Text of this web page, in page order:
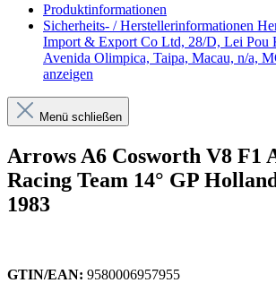
Produktinformationen
Sicherheits- / Herstellerinformationen
Import & Export Co Ltd, 28/D, Lei Pou
Avenida Olimpica, Taipa, Macau, n/a,
anzeigen
Menü schließen
Arrows A6 Cosworth V8 F1
Racing Team 14° GP
1983
GTIN/EAN: 9580006957955